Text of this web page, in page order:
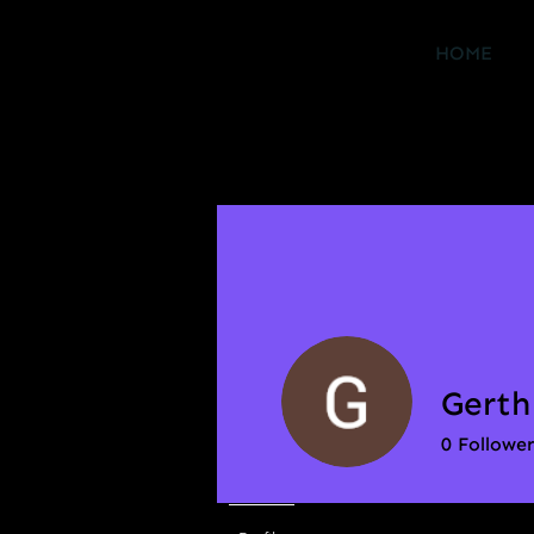
HOME
0 Follower